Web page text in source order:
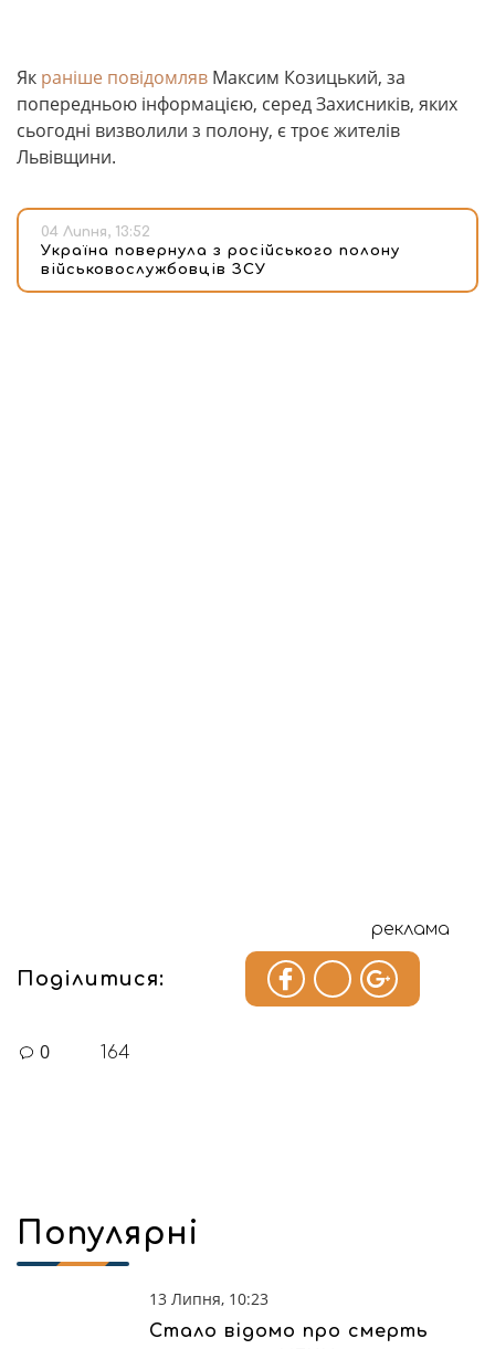
Як раніше повідомляв Максим Козицький, за
попередньою інформацією, серед Захисників, яких
сьогодні визволили з полону, є троє жителів
Львівщини.
04 Липня, 13:52
Україна повернула з російського полону
військовослужбовців ЗСУ
реклама
Поділитися:
0 164
Популярні
13 Липня, 10:23
Стало відомо про смерть